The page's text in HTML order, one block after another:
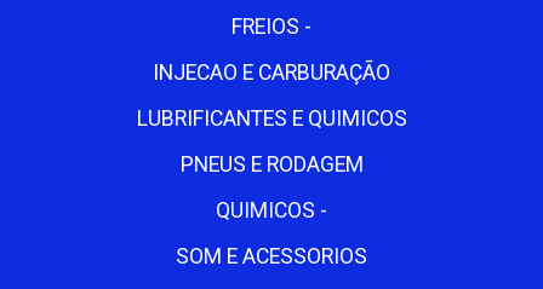
FREIOS -
INJECAO E CARBURAÇÃO
LUBRIFICANTES E QUIMICOS
PNEUS E RODAGEM
QUIMICOS -
SOM E ACESSORIOS